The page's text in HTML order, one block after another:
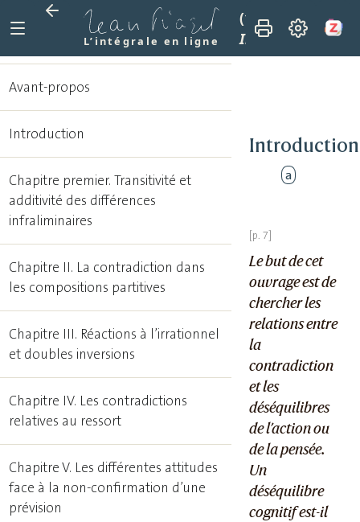
L’intégrale en ligne
(1974)
Introduction
Introduction
a
Le but de cet
ouvrage est de
chercher les
relations entre
la
contradiction
et les
déséquilibres
de l’action ou
de la pensée.
Un
déséquilibre
cognitif est-il
Avant-propos
Introduction
Chapitre premier. Transitivité et
additivité des différences
infraliminaires
Chapitre II. La contradiction dans
les compositions partitives
Chapitre III. Réactions à l’irrationnel
et doubles inversions
Chapitre IV. Les contradictions
relatives au ressort
Chapitre V. Les différentes attitudes
face à la non-confirmation d’une
prévision